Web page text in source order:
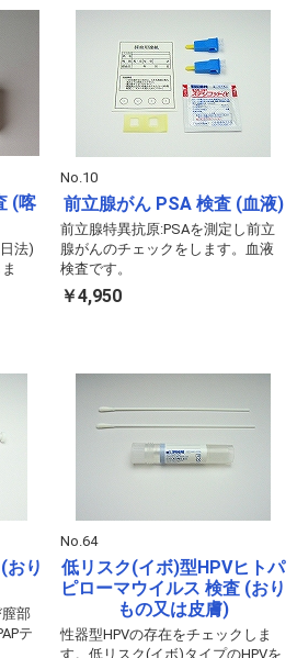
(喀
法)
No.10
前立腺がん PSA 検査 (血液)
前立腺特異抗原:PSAを測定し前立
腺がんのチェックをします。血液
検査です。
￥4,950
おり
部
テ
No.64
低リスク(イボ)型HPVヒトパ
ピローマウイルス 検査 (おり
もの又は皮膚)
性器型HPVの存在をチェックしま
す。低リスク(イボ)タイプのHPVを